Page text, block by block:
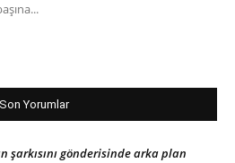
Son Yorumlar
şarkısını gönderisinde arka plan